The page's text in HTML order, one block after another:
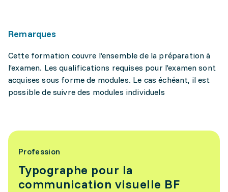
Remarques
Cette formation couvre l’ensemble de la préparation à
l’examen. Les qualifications requises pour l’examen sont
acquises sous forme de modules. Le cas échéant, il est
possible de suivre des modules individuels
Profession
Typographe pour la
communication visuelle BF